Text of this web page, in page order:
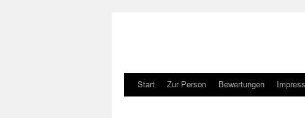
Zum
Start Zur Person Bewertungen